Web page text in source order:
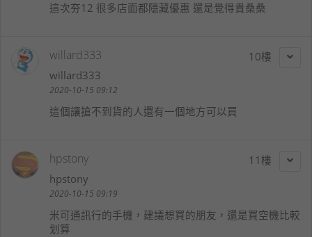
這次夯12 很多店面都隱藏優惠 還是覺得貴桑桑
10
willard333
willard333
2020-10-15 09:12
這個讓搶不到貨的人還有一個地方可以買
11
hpstony
hpstony
2020-10-15 09:19
米可通訊行的手機，建議想買的朋友，還是買空機比較
划算